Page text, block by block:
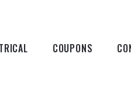
COUPONS